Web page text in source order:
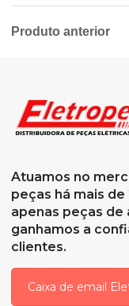
Produto anterior
Atuamos no
peças há mais
apenas peças de
ganhamos a
clientes.
Caixa de email